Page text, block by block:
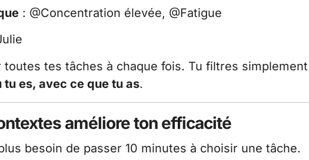
: @Concentration élevée, @Fatigue
toutes tes tâches à chaque fois. Tu filtres simplement
es, avec ce que tu as.
améliore ton efficacité
besoin de passer 10 minutes à choisir une tâche.